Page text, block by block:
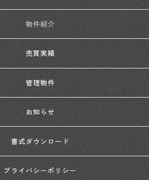
物件紹介
売買実績
管理物件
お知らせ
書式ダウンロード
プライバシーポリシー